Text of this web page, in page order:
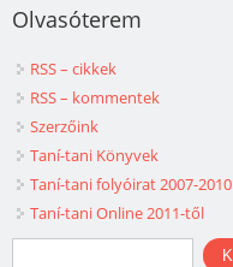
Olvasóterem
RSS – cikkek
RSS – kommentek
Szerzőink
Taní-tani Könyvek
Taní-tani folyóirat 2007-2010
Taní-tani Online 2011-től
Keresés űrlap
Keresés